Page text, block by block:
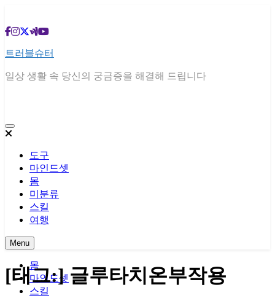
content
트러블슈터
일상 생활 속 당신의 궁금증을 해결해 드립니다
도구
마인드셋
몸
미분류
스킬
여행
Menu
몸
마인드셋
스킬
[태그:]글루타치온부작용